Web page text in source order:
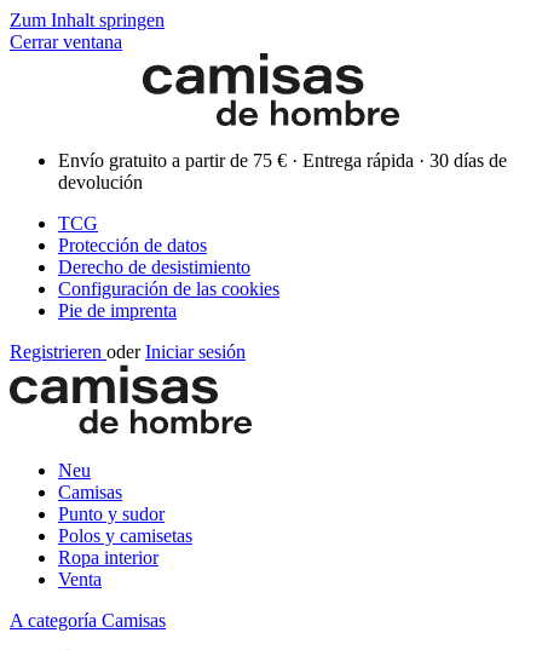
Zum Inhalt springen
Cerrar ventana
Envío gratuito a partir de 75 € · Entrega rápida · 30 días de
devolución
TCG
Protección de datos
Derecho de desistimiento
Configuración de las cookies
Pie de imprenta
Registrieren oder Iniciar sesión
Neu
Camisas
Punto y sudor
Polos y camisetas
Ropa interior
Venta
A categoría Camisas